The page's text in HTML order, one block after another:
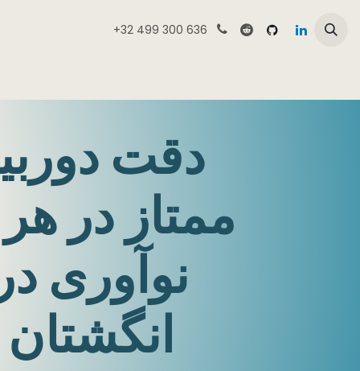
+32 499 300 636
دقت
ممتاز در
نوآوری